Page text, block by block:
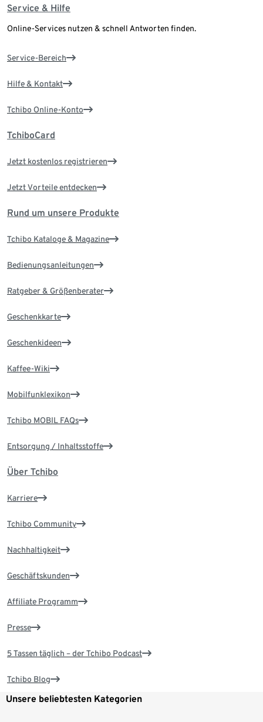
Service & Hilfe
Online-Services nutzen & schnell Antworten finden.
Service-Bereich
Hilfe & Kontakt
Tchibo Online-Konto
TchiboCard
Jetzt kostenlos registrieren
Jetzt Vorteile entdecken
Rund um unsere Produkte
Tchibo Kataloge & Magazine
Bedienungsanleitungen
Ratgeber & Größenberater
Geschenkkarte
Geschenkideen
Kaffee-Wiki
Mobilfunklexikon
Tchibo MOBIL FAQs
Entsorgung / Inhaltsstoffe
Über Tchibo
Karriere
Tchibo Community
Nachhaltigkeit
Geschäftskunden
Affiliate Programm
Presse
5 Tassen täglich – der Tchibo Podcast
Tchibo Blog
Unsere beliebtesten Kategorien